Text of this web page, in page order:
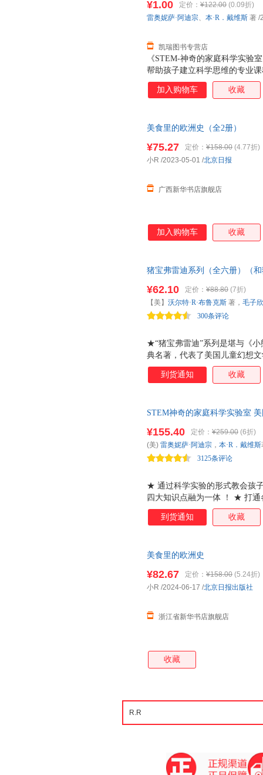
子觉得历史枯燥乏味的刻板印
理解的小块信息搭配全景漫画
《STEM-神奇的家庭科学实验
帮助孩子建立科学思维的专业
课教材：《为什么科学很重要
实验、37件实验工具、26个知
讨论，实验操作，实验总结，
¥1.00 定价： ¥122.00 (0.09折)
凯瑞图书专营店
雷奥妮萨·阿迪宗、 本·R．戴维斯 著 /
加入购物车 收藏
美食里的欧洲史（全2册）
¥75.27 定价： ¥158.00 (4.77折)
广西新华书店旗舰店
小R /2023-05-01 /北京日报
加入购物车 收藏
猪宝弗雷迪系列（全六册）（
★“猪宝弗雷迪”系列是堪与《
典名著，代表了美国儿童幻想
等许多青少年关注的兴趣点，
角伸展到美国社会的各个层面
¥62.10 定价： ¥88.80 (7折)
300条评论
【美】 沃尔特·R·布鲁克斯 著， 毛子欣
到货通知 收藏
STEM神奇的家庭科学实验室
学性相结合，让孩子在动手实
时展开。
★ 通过科学实验的形式教会孩
四大知识点融为一体 ！ ★ 打
辨能力 ； ★ 每一个章节会有
可以让孩子通过主题讨论，操
¥155.40 定价： ¥259.00 (6折)
3125条评论
(美) 雷奥妮萨·阿迪宗 ， 本·R．戴维斯
到货通知 收藏
美食里的欧洲史
¥82.67 定价： ¥158.00 (5.24折)
浙江省新华书店旗舰店
小R /2024-06-17 /北京日报出版社
收藏